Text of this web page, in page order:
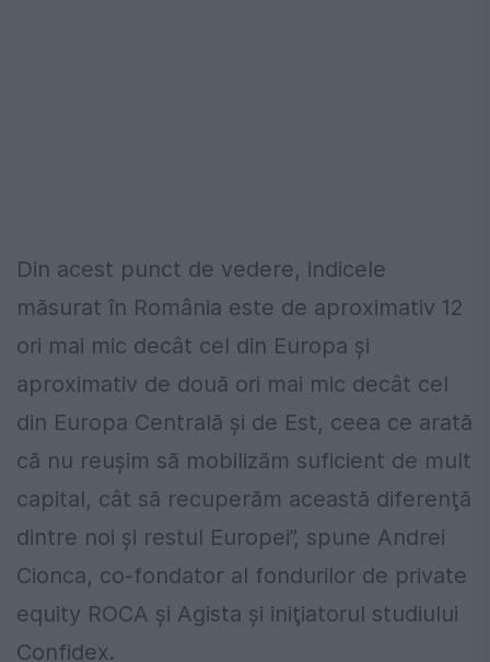
Din acest punct de vedere, indicele
măsurat în România este de aproximativ 12
ori mai mic decât cel din Europa şi
aproximativ de două ori mai mic decât cel
din Europa Centrală şi de Est, ceea ce arată
că nu reuşim să mobilizăm suficient de mult
capital, cât să recuperăm această diferenţă
dintre noi şi restul Europei”, spune Andrei
Cionca, co-fondator al fondurilor de private
equity ROCA şi Agista şi iniţiatorul studiului
Confidex.